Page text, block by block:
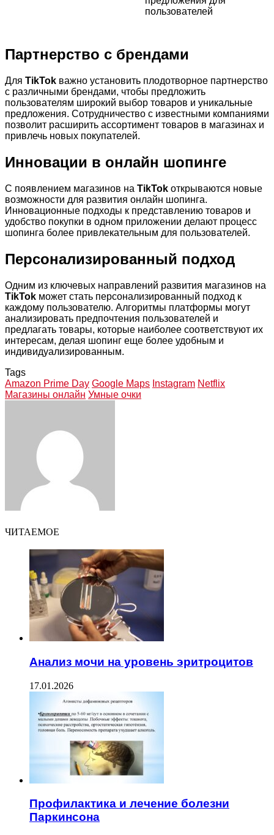
пользователей
Партнерство с брендами
Для TikTok важно установить плодотворное партнерство
с различными брендами, чтобы предложить
пользователям широкий выбор товаров и уникальные
предложения. Сотрудничество с известными компаниями
позволит расширить ассортимент товаров в магазинах и
привлечь новых покупателей.
Инновации в онлайн шопинге
С появлением магазинов на TikTok открываются новые
возможности для развития онлайн шопинга.
Инновационные подходы к представлению товаров и
удобство покупки в одном приложении делают процесс
шопинга более привлекательным для пользователей.
Персонализированный подход
Одним из ключевых направлений развития магазинов на
TikTok может стать персонализированный подход к
каждому пользователю. Алгоритмы платформы могут
анализировать предпочтения пользователей и
предлагать товары, которые наиболее соответствуют их
интересам, делая шопинг еще более удобным и
индивидуализированным.
Tags
Amazon Prime Day Google Maps Instagram Netflix
Магазины онлайн Умные очки
ЧИТАЕМОЕ
Анализ мочи на уровень эритроцитов
17.01.2026
Профилактика и лечение болезни
Паркинсона